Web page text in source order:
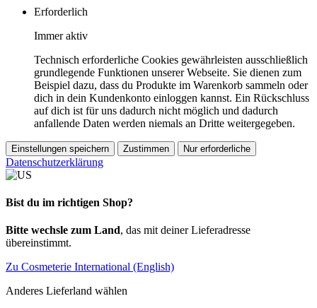
Erforderlich
Immer aktiv
Technisch erforderliche Cookies gewährleisten ausschließlich
grundlegende Funktionen unserer Webseite. Sie dienen zum
Beispiel dazu, dass du Produkte im Warenkorb sammeln oder
dich in dein Kundenkonto einloggen kannst. Ein Rückschluss
auf dich ist für uns dadurch nicht möglich und dadurch
anfallende Daten werden niemals an Dritte weitergegeben.
Einstellungen speichern Zustimmen Nur erforderliche
Datenschutzerklärung
Bist du im richtigen Shop?
Bitte wechsle zum Land, das mit deiner Lieferadresse
übereinstimmt.
Zu Cosmeterie International (English)
Anderes Lieferland wählen